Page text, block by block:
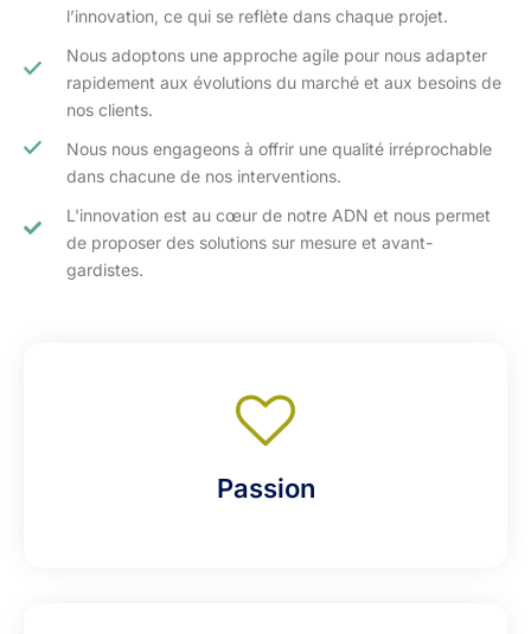
l’innovation, ce qui se reflète dans chaque projet.
Nous adoptons une approche agile pour nous adapter
rapidement aux évolutions du marché et aux besoins de
nos clients.​
Nous nous engageons à offrir une qualité irréprochable
dans chacune de nos interventions.
L'innovation est au cœur de notre ADN et nous permet
de proposer des solutions sur mesure et avant-
gardistes.
Passion